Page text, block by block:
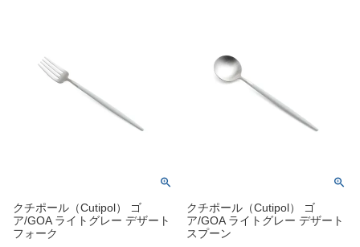
クチポール（Cutipol） ゴ
ア/GOA ライトグレー デザート
フォーク
クチポール（Cutipol） ゴ
ア/GOA ライトグレー デザート
スプーン